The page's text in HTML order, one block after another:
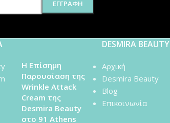
Η Επίσημη
Παρουσίαση της
Wrinkle Attack
Cream της
Desmira Beauty
στο 91 Athens
DESMIRA BEAUTY
Αρχική
Desmira Beauty
Blog
Επικοινωνία